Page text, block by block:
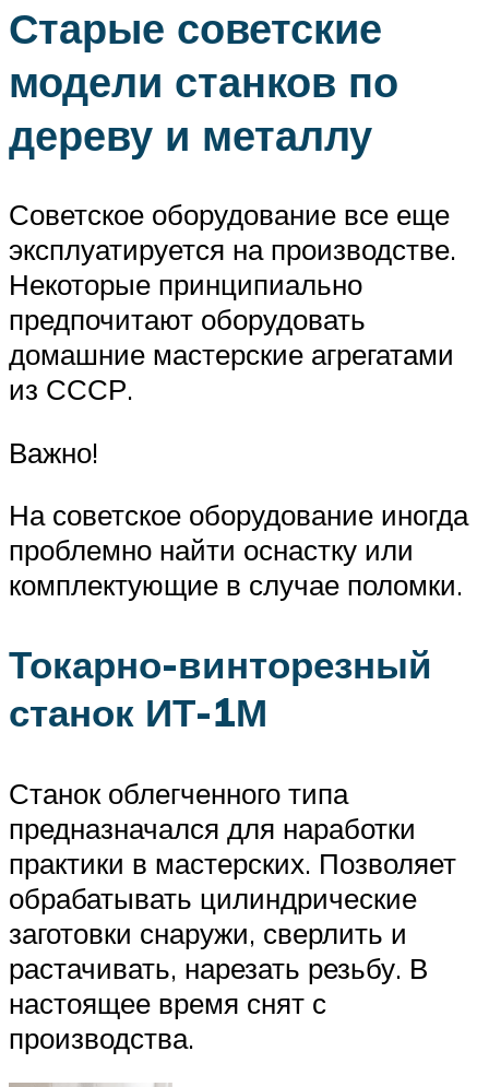
Старые советские
модели станков по
дереву и металлу
Советское оборудование все еще
эксплуатируется на производстве.
Некоторые принципиально
предпочитают оборудовать
домашние мастерские агрегатами
из СССР.
Важно!
На советское оборудование иногда
проблемно найти оснастку или
комплектующие в случае поломки.
Токарно-винторезный
станок ИТ-1М
Станок облегченного типа
предназначался для наработки
практики в мастерских. Позволяет
обрабатывать цилиндрические
заготовки снаружи, сверлить и
растачивать, нарезать резьбу. В
настоящее время снят с
производства.